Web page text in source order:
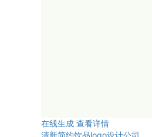
在线生成 查看详情